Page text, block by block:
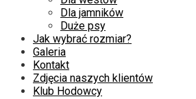
Dla jamników
Duże psy
Jak wybrać rozmiar?
Galeria
Kontakt
Zdjęcia naszych klientów
Klub Hodowcy